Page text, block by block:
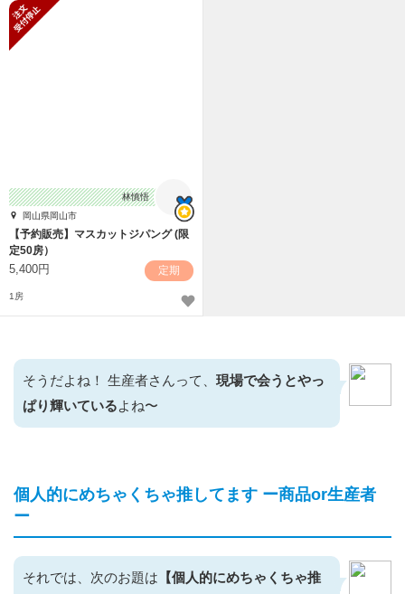
林慎悟
岡山県岡山市
【予約販売】マスカットジパング (限
定50房）
5,400円 定期
1房
そうだよね！ 生産者さんって、 現場で会うとやっ
ぱり輝いているよね〜
個人的にめちゃくちゃ推してます ー商品or生産者
ー
それでは、次のお題は 【個人的にめちゃくちゃ推